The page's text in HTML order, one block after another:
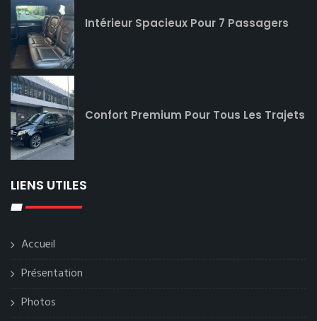
Intérieur Spacieux Pour 7 Passagers
Confort Premium Pour Tous Les Trajets
LIENS UTILES
Accueil
Présentation
Photos